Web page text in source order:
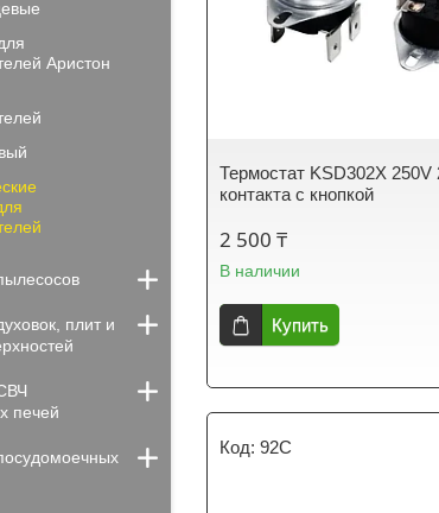
Термостат KSD302X 250V
контакта с кнопкой
2 500 ₸
В наличии
Купить
92C
Аристон
плит и
печей